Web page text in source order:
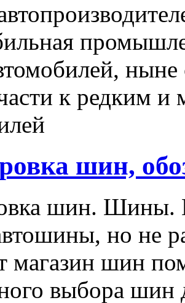
к редким
шин,
шин. Шины.
но не
магазин шин
выбора шин